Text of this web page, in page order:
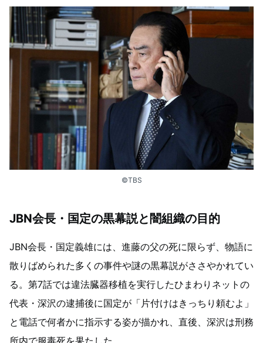
©TBS
JBN会長・国定の黒幕説と闇組織の目的
JBN会長・国定義雄には、進藤の父の死に限らず、物語に
散りばめられた多くの事件や謎の黒幕説がささやかれてい
る。第7話では違法臓器移植を実行したひまわりネットの
代表・深沢の逮捕後に国定が「片付けはきっちり頼むよ」
と電話で何者かに指示する姿が描かれ、直後、深沢は刑務
所内で服毒死を果たした。